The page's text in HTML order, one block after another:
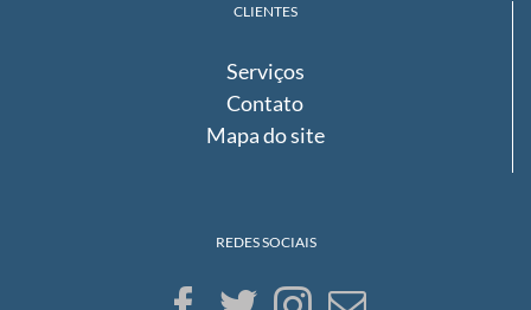
CLIENTES
Serviços
Contato
Mapa do site
REDES SOCIAIS